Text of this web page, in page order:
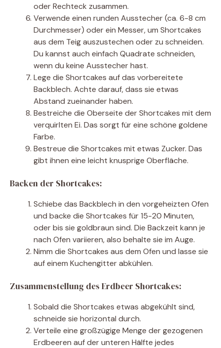
oder Rechteck zusammen.
Verwende einen runden Ausstecher (ca. 6-8 cm
Durchmesser) oder ein Messer, um Shortcakes
aus dem Teig auszustechen oder zu schneiden.
Du kannst auch einfach Quadrate schneiden,
wenn du keine Ausstecher hast.
Lege die Shortcakes auf das vorbereitete
Backblech. Achte darauf, dass sie etwas
Abstand zueinander haben.
Bestreiche die Oberseite der Shortcakes mit dem
verquirlten Ei. Das sorgt für eine schöne goldene
Farbe.
Bestreue die Shortcakes mit etwas Zucker. Das
gibt ihnen eine leicht knusprige Oberfläche.
Backen der Shortcakes:
Schiebe das Backblech in den vorgeheizten Ofen
und backe die Shortcakes für 15-20 Minuten,
oder bis sie goldbraun sind. Die Backzeit kann je
nach Ofen variieren, also behalte sie im Auge.
Nimm die Shortcakes aus dem Ofen und lasse sie
auf einem Kuchengitter abkühlen.
Zusammenstellung des Erdbeer Shortcakes:
Sobald die Shortcakes etwas abgekühlt sind,
schneide sie horizontal durch.
Verteile eine großzügige Menge der gezogenen
Erdbeeren auf der unteren Hälfte jedes